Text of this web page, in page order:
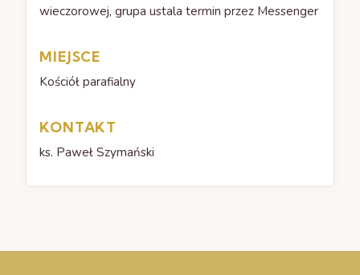
wieczorowej, grupa ustala termin przez Messenger
MIEJSCE
Kościół parafialny
KONTAKT
ks. Paweł Szymański